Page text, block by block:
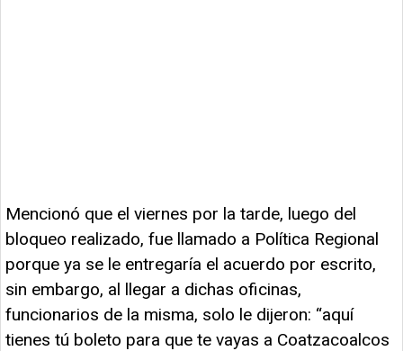
Mencionó que el viernes por la tarde, luego del
bloqueo realizado, fue llamado a Política Regional
porque ya se le entregaría el acuerdo por escrito,
sin embargo, al llegar a dichas oficinas,
funcionarios de la misma, solo le dijeron: “aquí
tienes tú boleto para que te vayas a Coatzacoalcos